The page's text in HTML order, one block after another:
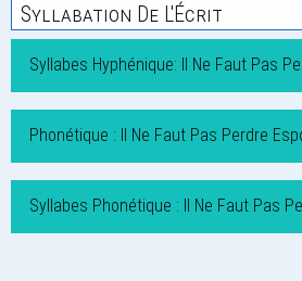
Syllabation De L'Écrit
Syllabes Hyphénique: Il Ne Faut Pas
Phonétique : Il Ne Faut Pas Perdre
Syllabes Phonétique : Il Ne Faut Pas